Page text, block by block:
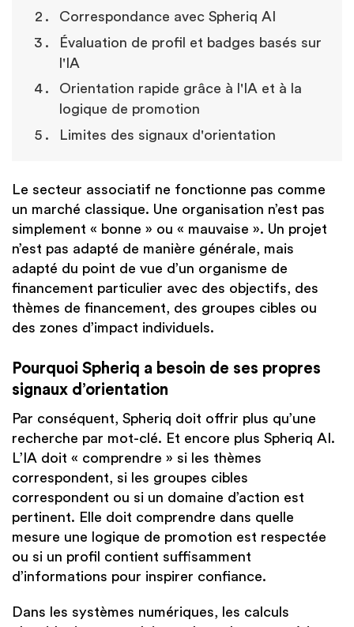
Correspondance avec Spheriq AI
Évaluation de profil et badges basés sur
l'IA
Orientation rapide grâce à l'IA et à la
logique de promotion
Limites des signaux d'orientation
Le secteur associatif ne fonctionne pas comme
un marché classique. Une organisation n’est pas
simplement « bonne » ou « mauvaise ». Un projet
n’est pas adapté de manière générale, mais
adapté du point de vue d’un organisme de
financement particulier avec des objectifs, des
thèmes de financement, des groupes cibles ou
des zones d’impact individuels.
Pourquoi Spheriq a besoin de ses propres
signaux d’orientation
Par conséquent, Spheriq doit offrir plus qu’une
recherche par mot-clé. Et encore plus Spheriq AI.
L’IA doit « comprendre » si les thèmes
correspondent, si les groupes cibles
correspondent ou si un domaine d’action est
pertinent. Elle doit comprendre dans quelle
mesure une logique de promotion est respectée
ou si un profil contient suffisamment
d’informations pour inspirer confiance.
Dans les systèmes numériques, les calculs